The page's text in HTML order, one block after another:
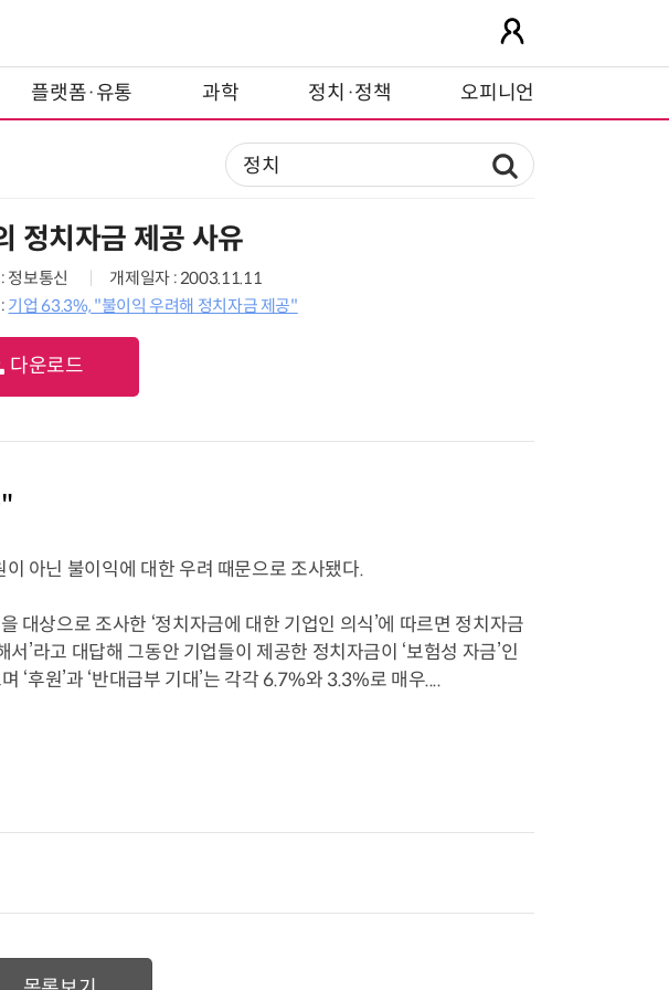
플랫폼·유통 과학 정치·정책 오피니언
정치자금 제공 사유
정보통신
개제일자 : 2003.11.11
기업 63.3%, "불이익 우려해 정치자금 제공"
다운로드
아닌 불이익에 대한 우려 때문으로 조사됐다.
상으로 조사한 ‘정치자금에 대한 기업인 의식’에 따르면 정치자금
’라고 대답해 그동안 기업들이 제공한 정치자금이 ‘보험성 자금’인
‘후원’과 ‘반대급부 기대’는 각각 6.7%와 3.3%로 매우....